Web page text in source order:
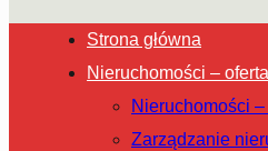
Strona główna
Nieruchomości – oferta
Nieruchomości
Zarządzanie